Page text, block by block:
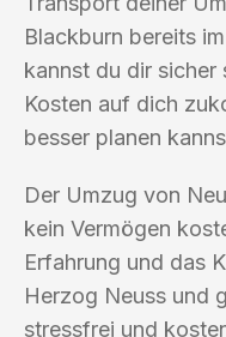
Blackburn bereits
kannst du dir sicher
Kosten auf dich
besser planen
Der Umzug von
kein Vermögen
Erfahrung und das
Herzog Neuss und
stressfrei und